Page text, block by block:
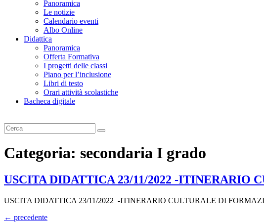
Panoramica
Le notizie
Calendario eventi
Albo Online
Didattica
Panoramica
Offerta Formativa
I progetti delle classi
Piano per l’inclusione
Libri di testo
Orari attività scolastiche
Bacheca digitale
Categoria: secondaria I grado
USCITA DIDATTICA 23/11/2022 -ITINERARIO
USCITA DIDATTICA 23/11/2022 -ITINERARIO CULTURALE DI
← precedente